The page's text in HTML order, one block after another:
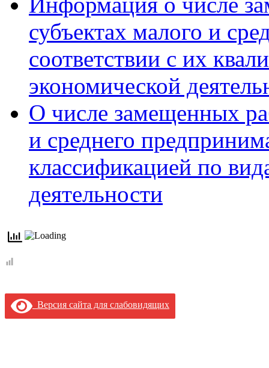
субъектах малого и
соответствии с их
экономической
О числе замещенных
и среднего
классификацией по
деятельности
Версия сайта для слабовидящих